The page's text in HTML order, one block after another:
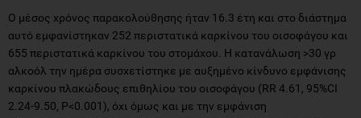
Ο μέσος χρόνος παρακολούθησης ήταν 16.3 έτη και στο διάστημα
αυτό εμφανίστηκαν 252 περιστατικά καρκίνου του οισοφάγου και
655 περιστατικά καρκίνου του στομάχου. Η κατανάλωση >30 γρ
αλκοόλ την ημέρα συσχετίστηκε με αυξημένο κίνδυνο εμφάνισης
καρκίνου πλακώδους επιθηλίου του οισοφάγου (RR 4.61, 95%CI
2.24-9.50, P<0.001), όχι όμως και με την εμφάνιση